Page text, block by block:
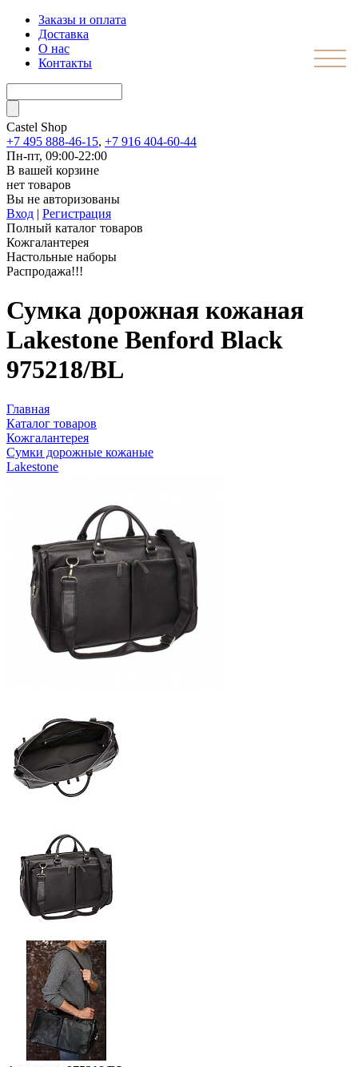
Заказы и оплата
Доставка
О нас
Контакты
Castel Shop
+7 495 888-46-15, +7 916 404-60-44
Пн-пт, 09:00-22:00
В вашей корзине
нет товаров
Вы не авторизованы
Вход | Регистрация
Полный каталог товаров
Кожгалантерея
Настольные наборы
Распродажа!!!
Сумка дорожная кожаная
Lakestone Benford Black
975218/BL
Главная
Каталог товаров
Кожгалантерея
Сумки дорожные кожаные
Lakestone